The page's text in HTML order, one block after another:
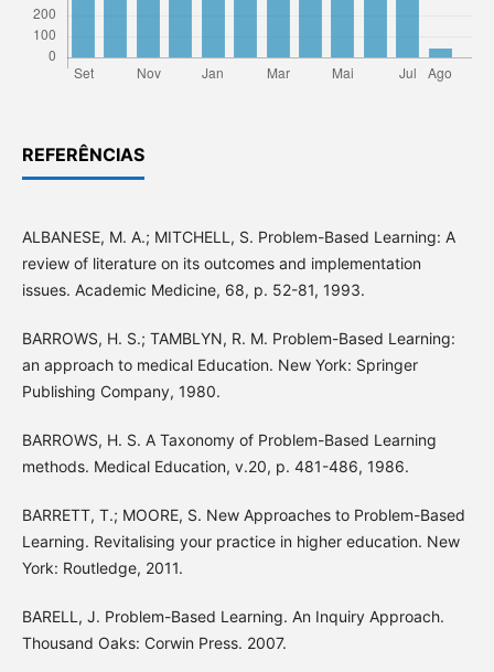
REFERÊNCIAS
ALBANESE, M. A.; MITCHELL, S. Problem-Based Learning: A
review of literature on its outcomes and implementation
issues. Academic Medicine, 68, p. 52-81, 1993.
BARROWS, H. S.; TAMBLYN, R. M. Problem-Based Learning:
an approach to medical Education. New York: Springer
Publishing Company, 1980.
BARROWS, H. S. A Taxonomy of Problem-Based Learning
methods. Medical Education, v.20, p. 481-486, 1986.
BARRETT, T.; MOORE, S. New Approaches to Problem-Based
Learning. Revitalising your practice in higher education. New
York: Routledge, 2011.
BARELL, J. Problem-Based Learning. An Inquiry Approach.
Thousand Oaks: Corwin Press. 2007.